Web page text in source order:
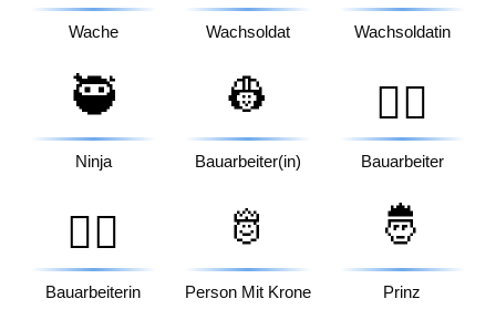
Wache Wachsoldat Wachsoldatin
🥷
Ninja
👷
Bauarbeiter(in)
👷‍♂️
Bauarbeiter
👷‍♀️
Bauarbeiterin
🫅
Person Mit Krone
🤴
Prinz